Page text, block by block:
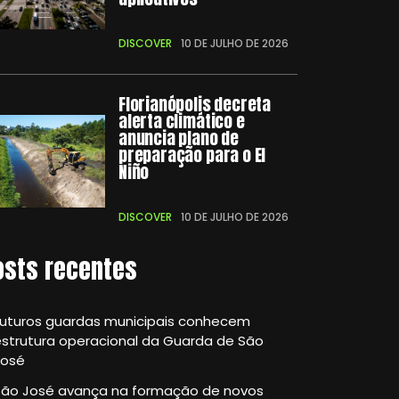
DISCOVER 10 DE JULHO DE 2026
Florianópolis decreta
alerta climático e
anuncia plano de
preparação para o El
Niño
DISCOVER 10 DE JULHO DE 2026
recentes
guardas municipais conhecem
operacional da Guarda de São
José avança na formação de novos